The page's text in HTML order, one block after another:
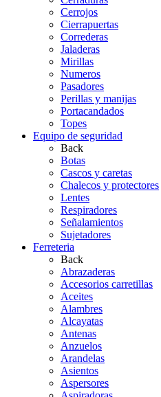
Cerrojos
Cierrapuertas
Correderas
Jaladeras
Mirillas
Numeros
Pasadores
Perillas y manijas
Portacandados
Topes
Equipo de seguridad
Back
Botas
Cascos y caretas
Chalecos y protectores
Lentes
Respiradores
Señalamientos
Sujetadores
Ferreteria
Back
Abrazaderas
Accesorios carretillas
Aceites
Alambres
Alcayatas
Antenas
Anzuelos
Arandelas
Asientos
Aspersores